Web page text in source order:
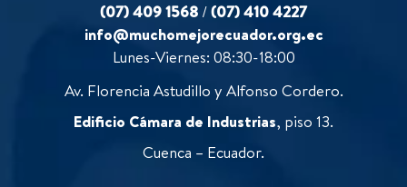
(07) 409 1568 /(07) 410 4227
info@muchomejorecuador.org.ec
Lunes-Viernes: 08:30-18:00
Av. Florencia Astudillo y Alfonso Cordero.
Edificio Cámara de Industrias, piso 13.
Cuenca – Ecuador.